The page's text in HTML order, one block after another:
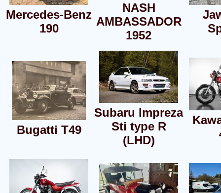
Mercedes-Benz
190
NASH
AMBASSADOR
1952
Bugatti T49
Subaru Impreza
Sti type R
(LHD)